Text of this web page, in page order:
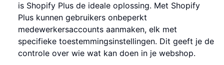
is Shopify Plus de ideale oplossing. Met Shopify
Plus kunnen gebruikers onbeperkt
medewerkersaccounts aanmaken, elk met
specifieke toestemmingsinstellingen. Dit geeft je de
controle over wie wat kan doen in je webshop.